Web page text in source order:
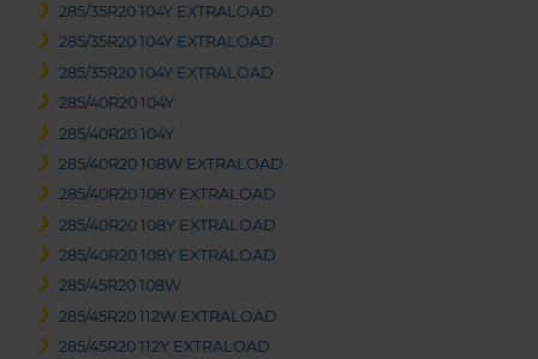
285/35R20 104Y EXTRALOAD
285/35R20 104Y EXTRALOAD
285/35R20 104Y EXTRALOAD
285/40R20 104Y
285/40R20 104Y
285/40R20 108W EXTRALOAD
285/40R20 108Y EXTRALOAD
285/40R20 108Y EXTRALOAD
285/40R20 108Y EXTRALOAD
285/45R20 108W
285/45R20 112W EXTRALOAD
285/45R20 112Y EXTRALOAD